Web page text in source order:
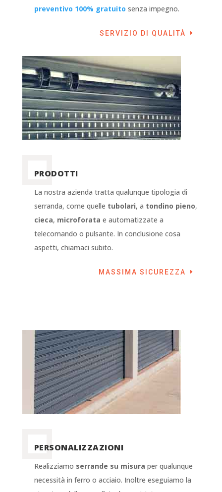
preventivo 100% gratuito senza impegno.
SERVIZIO DI QUALITÀ
PRODOTTI
La nostra azienda tratta qualunque tipologia di
serranda, come quelle tubolari, a tondino pieno,
cieca, microforata e automatizzate a
telecomando o pulsante. In conclusione cosa
aspetti, chiamaci subito.
MASSIMA SICUREZZA
PERSONALIZZAZIONI
Realizziamo serrande su misura per qualunque
necessità in ferro o acciaio. Inoltre eseguiamo la